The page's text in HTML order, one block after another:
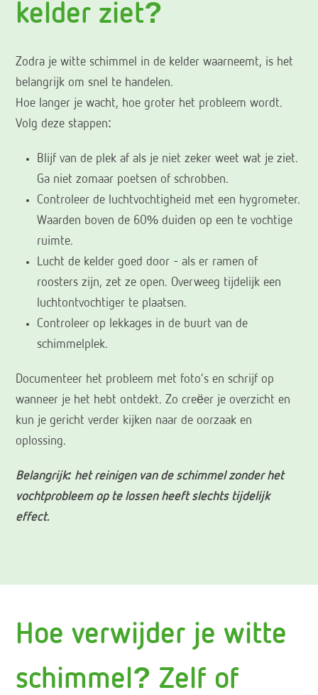
kelder ziet?
Zodra je witte schimmel in de kelder waarneemt, is het
belangrijk om snel te handelen.
Hoe langer je wacht, hoe groter het probleem wordt.
Volg deze stappen:
Blijf van de plek af als je niet zeker weet wat je ziet.
Ga niet zomaar poetsen of schrobben.
Controleer de luchtvochtigheid met een hygrometer.
Waarden boven de 60% duiden op een te vochtige
ruimte.
Lucht de kelder goed door – als er ramen of
roosters zijn, zet ze open. Overweeg tijdelijk een
luchtontvochtiger te plaatsen.
Controleer op lekkages in de buurt van de
schimmelplek.
Documenteer het probleem met foto’s en schrijf op
wanneer je het hebt ontdekt. Zo creëer je overzicht en
kun je gericht verder kijken naar de oorzaak en
oplossing.
Belangrijk: het reinigen van de schimmel zonder het
vochtprobleem op te lossen heeft slechts tijdelijk
effect.
Hoe verwijder je witte
schimmel? Zelf of